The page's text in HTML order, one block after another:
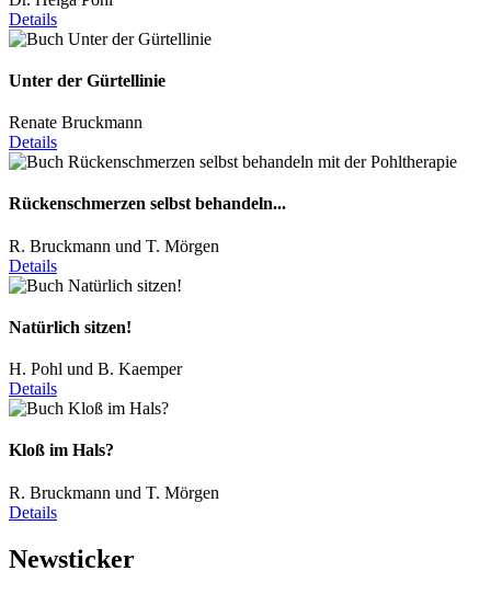
Details
Unter der Gürtellinie
Renate Bruckmann
Details
Rückenschmerzen selbst behandeln...
R. Bruckmann und T. Mörgen
Details
Natürlich sitzen!
H. Pohl und B. Kaemper
Details
Kloß im Hals?
R. Bruckmann und T. Mörgen
Details
Newsticker